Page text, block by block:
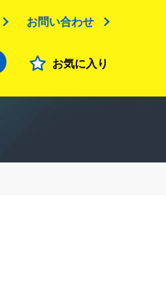
お問い合わせ
お気に入り